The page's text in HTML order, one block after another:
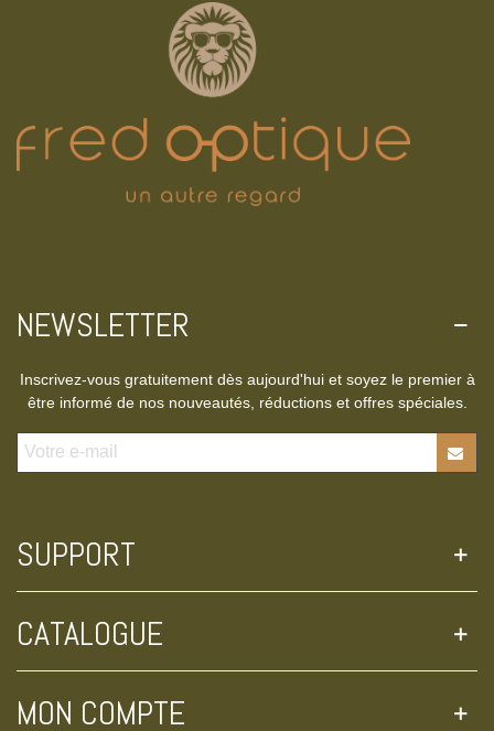
NEWSLETTER
Inscrivez-vous gratuitement dès aujourd'hui et soyez le premier à
être informé de nos nouveautés, réductions et offres spéciales.
SUPPORT
CATALOGUE
MON COMPTE